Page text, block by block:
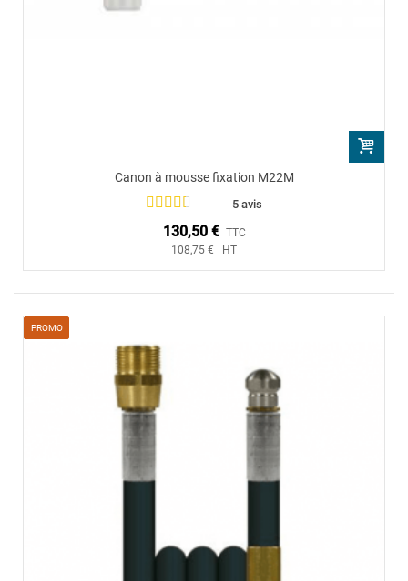
Canon à mousse fixation M22M
5 avis
130,50 € TTC
108,75 € HT
PROMO